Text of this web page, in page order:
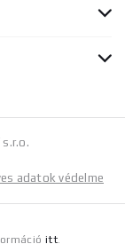
adatok védelme
itt.